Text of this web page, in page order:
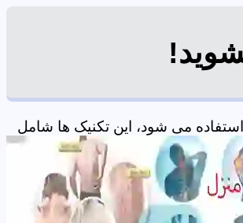
می شود، این تکنیک ها شامل